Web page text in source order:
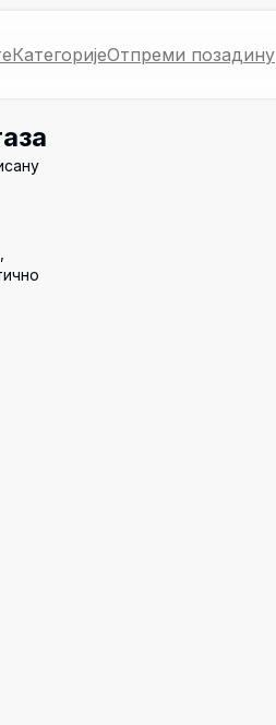
КатегоријеОтпреми позадину